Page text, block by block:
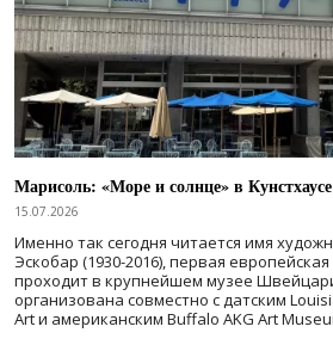
Марисоль: «Море и солнце» в
15.07.2026
Именно так сегодня читается имя
Эскобар (1930-2016), первая
проходит в крупнейшем музее
организована совместно с датским
Art и американским Buffalo AKG Art